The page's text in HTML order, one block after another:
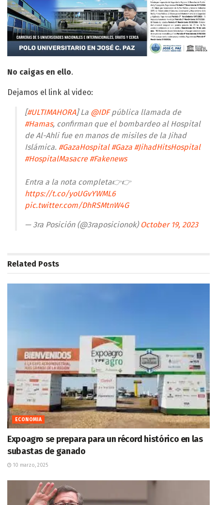
No caigas en ello.
Dejamos el link al video:
[#ULTIMAHORA] La @IDFpública llamada de
#Hamas, confirman que el bombardeo al Hospital
de Al-Ahli fue en manos de misiles de la Jihad
Islámica. #GazaHospital #Gaza #JihadHitsHospital
#HospitalMasacre #Fakenews
Entra a la nota completa👉👉
https://t.co/yoUGvYWML6
pic.twitter.com/DhRSMtnW4G
— 3ra Posición (@3raposicionok) October 19, 2023
Related Posts
ECONOMIA
Expoagro se prepara para un récord histórico en las
subastas de ganado
10 marzo, 2025